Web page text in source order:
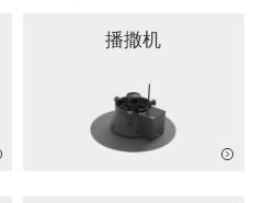
播撒机